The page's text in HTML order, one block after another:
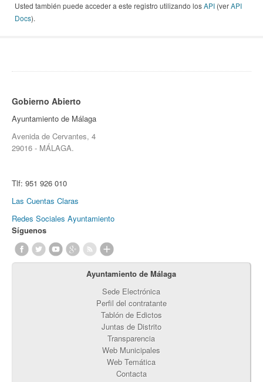
Usted también puede acceder a este registro utilizando losAPI (verAPI
Docs).
Gobierno Abierto
Ayuntamiento de Málaga
Avenida de Cervantes, 4
29016 - MÁLAGA.
Tlf: 951 926 010
Las Cuentas Claras
Redes Sociales Ayuntamiento
Síguenos
Ayuntamiento de Málaga
Sede Electrónica
Perfil del contratante
Tablón de Edictos
Juntas de Distrito
Transparencia
Web Municipales
Web Temática
Contacta